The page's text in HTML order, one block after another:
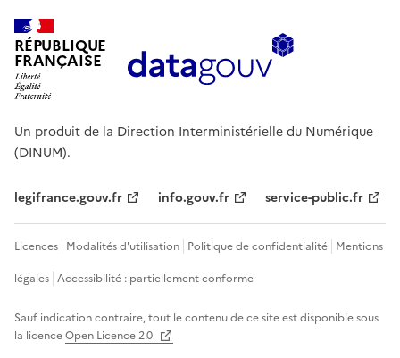
RÉPUBLIQUE
FRANÇAISE
Un produit de la Direction Interministérielle du Numérique
(DINUM).
legifrance.gouv.fr info.gouv.fr service-public.fr
Licences Modalités d'utilisation Politique de confidentialité Mentions
légales Accessibilité : partiellement conforme
Sauf indication contraire, tout le contenu de ce site est disponible sous
la licenceOpen Licence 2.0